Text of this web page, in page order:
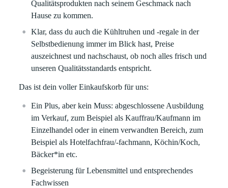
Qualitätsprodukten nach seinem Geschmack nach
Hause zu kommen.
Klar, dass du auch die Kühltruhen und -regale in der
Selbstbedienung immer im Blick hast, Preise
auszeichnest und nachschaust, ob noch alles frisch und
unseren Qualitätsstandards entspricht.
Das ist dein voller Einkaufskorb für uns:
Ein Plus, aber kein Muss: abgeschlossene Ausbildung
im Verkauf, zum Beispiel als Kauffrau/Kaufmann im
Einzelhandel oder in einem verwandten Bereich, zum
Beispiel als Hotelfachfrau/-fachmann, Köchin/Koch,
Bäcker*in etc.
Begeisterung für Lebensmittel und entsprechendes
Fachwissen